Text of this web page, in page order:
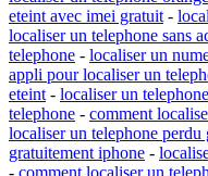
eteint avec imei gratuit -
localiser un telephone sans
telephone - localiser un
appli pour localiser un
eteint - localiser un
telephone - comment
localiser un telephone perdu
gratuitement iphone -
- comment localiser un